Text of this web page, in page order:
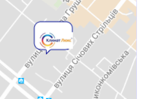
устройств